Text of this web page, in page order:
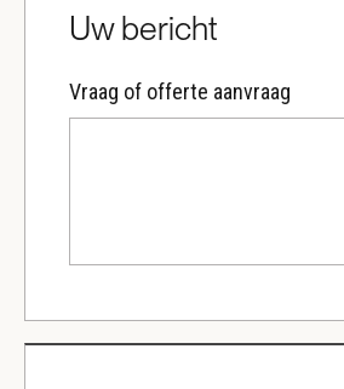
Uw bericht
Vraag of offerte aanvraag